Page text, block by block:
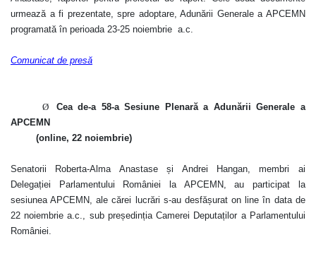
urmează a fi prezentate, spre adoptare, Adunării Generale a APCEMN
programată în perioada 23-25 noiembrie a.c.
Comunicat de presă
Ø
Cea de-a 58-a Sesiune Plenară a Adunării Generale a
APCEMN
(online, 22 noiembrie)
Senatorii Roberta-Alma Anastase și Andrei Hangan, membri ai
Delegației Parlamentului României la APCEMN, au participat la
sesiunea APCEMN, ale cărei lucrări s-au desfășurat on line în data de
22 noiembrie a.c., sub președinția Camerei Deputaților a Parlamentului
României.